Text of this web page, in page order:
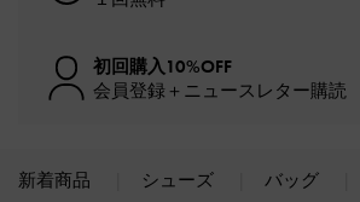
初回購入10%OFF
会員登録＋ニュースレター購読
新着商品 シューズ バッグ